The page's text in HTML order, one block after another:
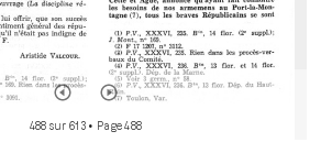
488 sur 613 • Page 488